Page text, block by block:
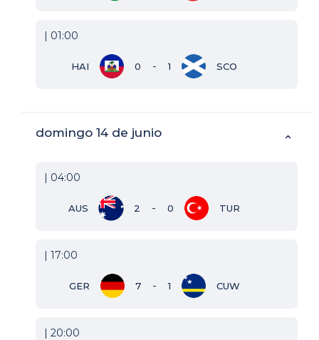
| 01:00
HAI 0 - 1 SCO
domingo 14 de junio ⌃
| 04:00
AUS 2 - 0 TUR
| 17:00
GER 7 - 1 CUW
| 20:00